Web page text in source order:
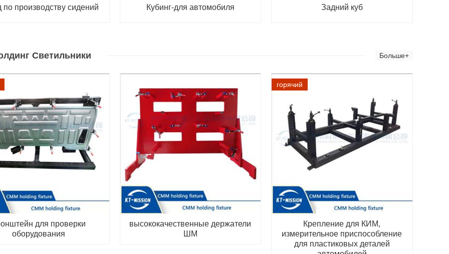
по производству сидений Кубинг-для автомобиля Задний куб
Светильники Больше+
для проверки
оборудования
высококачественные держатели
ШМ
горячий
Крепление для КИМ,
измерительное приспособление
для пластиковых деталей